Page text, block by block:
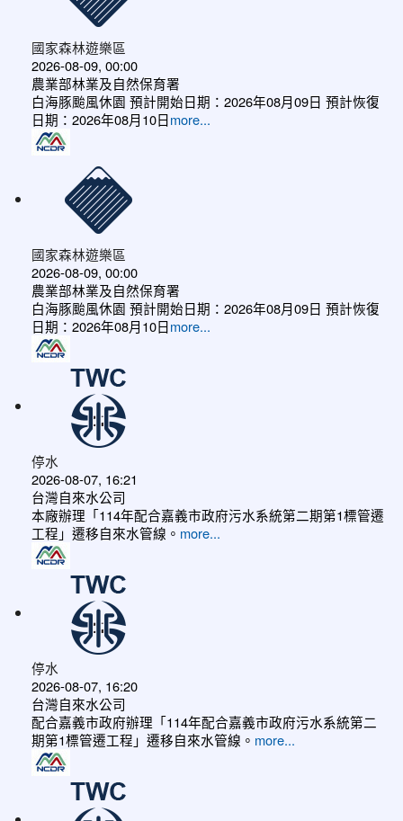
國家森林遊樂區
2026-08-09, 00:00
農業部林業及自然保育署
白海豚颱風休園 預計開始日期：2026年08月09日 預計恢復
日期：2026年08月10日more...
國家森林遊樂區
2026-08-09, 00:00
農業部林業及自然保育署
白海豚颱風休園 預計開始日期：2026年08月09日 預計恢復
日期：2026年08月10日more...
停水
2026-08-07, 16:21
台灣自來水公司
本廠辦理「114年配合嘉義市政府污水系統第二期第1標管遷
工程」遷移自來水管線。 more...
停水
2026-08-07, 16:20
台灣自來水公司
配合嘉義市政府辦理「114年配合嘉義市政府污水系統第二
期第1標管遷工程」遷移自來水管線。 more...